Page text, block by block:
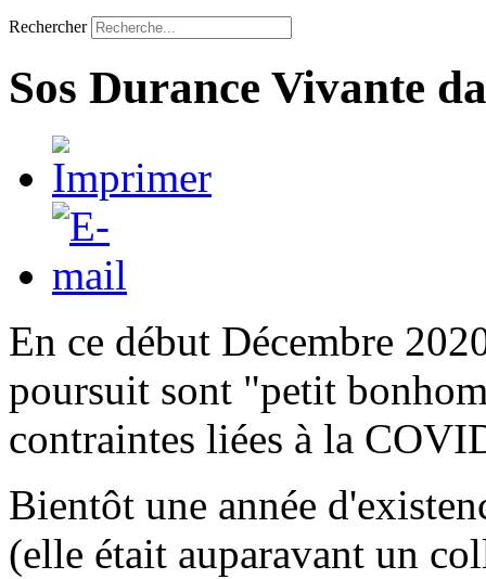
Rechercher
Sos Durance Vivante
En ce début Décembre
poursuit sont "petit
contraintes liées à la
Bientôt une année
(elle était auparavant un